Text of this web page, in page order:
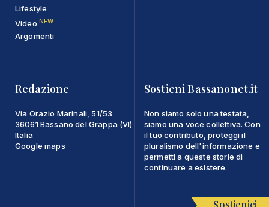
Lifestyle
Video NEW
Argomenti
Redazione
Via Orazio Marinali, 51/53
36061 Bassano del Grappa (VI)
Italia
Google maps
Sostieni Bassanonet.it
Non siamo solo una testata,
siamo una voce collettiva. Con
il tuo contributo, proteggi il
pluralismo dell'informazione e
permetti a queste storie di
continuare a esistere.
Sostienici